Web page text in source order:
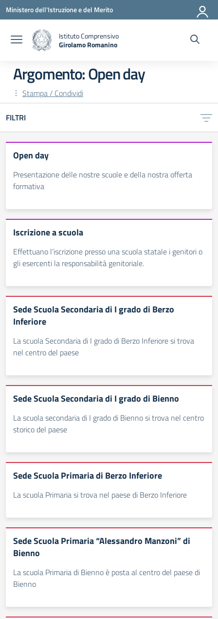
Vai ai contenuti
Vai al menu di navigazione
Vai al footer
Ministero dell'Istruzione e del Merito
Istituto Comprensivo
Girolamo Romanino
Argomento: Open day
Stampa / Condividi
FILTRI
Open day
Presentazione delle nostre scuole e della nostra offerta
formativa
Iscrizione a scuola
Effettuano l’iscrizione presso una scuola statale i genitori o
gli esercenti la responsabilità genitoriale.
Sede Scuola Secondaria di I grado di Berzo
Inferiore
La scuola Secondaria di I grado di Berzo Inferiore si trova
nel centro del paese
Sede Scuola Secondaria di I grado di Bienno
La scuola secondaria di I grado di Bienno si trova nel centro
storico del paese
Sede Scuola Primaria di Berzo Inferiore
La scuola Primaria si trova nel paese di Berzo Inferiore
Sede Scuola Primaria “Alessandro Manzoni” di
Bienno
La scuola Primaria di Bienno è posta al centro del paese di
Bienno